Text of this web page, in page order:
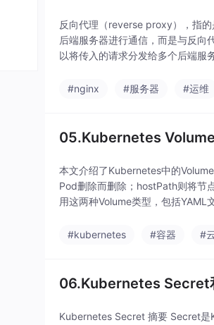
反向代理（reverse proxy），指
后端服务器进行通信，而是与反
以将传入的请求分发给多个后端服
#nginx
#服务器 #运维
05.Kubernetes
本文介绍了Kubernetes中的
Pod删除而删除；hostPath则将节
用这两种Volume类型，包括
#kubernetes #容器 #
06.Kubernetes
Kubernetes Secret 摘要 Secret是